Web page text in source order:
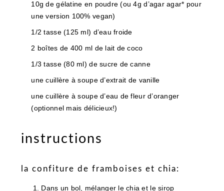
10g de gélatine en poudre (ou 4g d’agar agar* pour
une version 100% vegan)
1/2 tasse (125 ml) d’eau froide
2 boîtes de 400 ml de lait de coco
1/3 tasse (80 ml) de sucre de canne
une cuillère à soupe d’extrait de vanille
une cuillère à soupe d’eau de fleur d’oranger
(optionnel mais délicieux!)
instructions
la confiture de framboises et chia:
Dans un bol, mélanger le chia et le sirop